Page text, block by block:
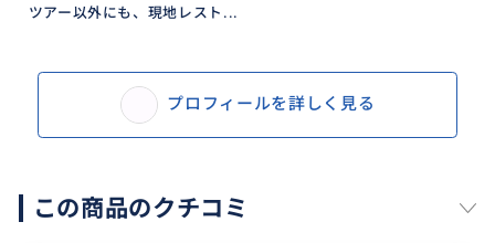
がそびえる風景や洞窟くぐりをお楽しみください。全
長300メートルもの洞窟の中を小舟で通過していく体験
ツアー以外にも、現地レスト...
プロフィールを詳しく見る
この商品のクチコミ